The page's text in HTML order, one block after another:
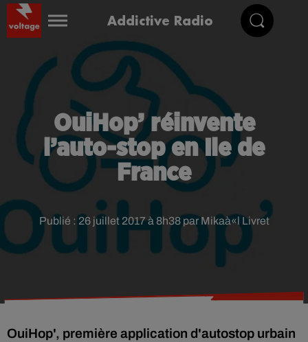
Addictive Radio
OuiHop’ réinvente
l’auto-stop en Ile de
France
Publié : 26 juillet 2017 à 8h38 par Mikaà«l Livret
OuiHop', première application d'autostop urbain